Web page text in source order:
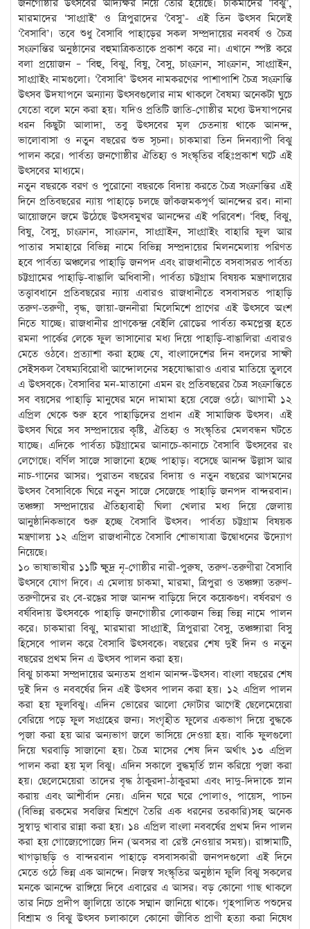
জনগোষ্ঠীর উৎসবের আদ্যক্ষর নিয়ে তৈরি হয়েছে। চাকমাদের ‘বিঝু’,
মারমাদের ‘সাংগ্রাই’ ও ত্রিপুরাদের ‘বৈসু’- এই তিন উৎসব মিলেই
‘বৈসাবি’। তবে শুধু বৈসাবি পাহাড়ের সকল সম্প্রদায়ের নববর্ষ ও চৈত্র
সংক্রান্তির অনুষ্ঠানের বহুমাত্রিকতাকে প্রকাশ করে না। এখানে স্পষ্ট করে
বলা প্রয়োজন – ‘বিহু, বিঝু, বিষু, বৈসু, চাংক্রান, সাংক্রান, সাংগ্রাইন,
সাংগ্রাইং নামগুলো। ‘বৈসাবি’ উৎসব নামকরণের পাশাপাশি চৈত্র সংক্রান্তি
উৎসব উদযাপনে অন্যান্য উৎসবগুলোর নাম থাকলে বৈষম্য অনেকটা ঘুচে
যেতো বলে মনে করা হয়। যদিও প্রতিটি জাতি-গোষ্ঠীর মধ্যে উদযাপনের
ধরন কিছুটা আলাদা, তবু উৎসবের মূল চেতনায় থাকে আনন্দ,
ভালোবাসা ও নতুন বছরের শুভ সূচনা। চাকমারা তিন দিনব্যাপী বিঝু
পালন করে। পার্বত্য জনগোষ্ঠীর ঐতিহ্য ও সংস্কৃতির বহিঃপ্রকাশ ঘটে এই
উৎসবের মাধ্যমে।
নতুন বছরকে বরণ ও পুরোনো বছরকে বিদায় করতে চৈত্র সংক্রান্তির এই
দিনে প্রতিবছরের ন্যায় পাহাড়ে চলছে জাঁকজমকপূর্ণ আনন্দের রব। নানা
আয়োজনে জমে উঠেছে উৎসবমুখর আনন্দের এই পরিবেশ। ‘বিহু, বিঝু,
বিষু, বৈসু, চাংক্রান, সাংক্রান, সাংগ্রাইন, সাংগ্রাইং বাহারি ফুল আর
পাতার সমাহারে বিভিন্ন নামে বিভিন্ন সম্প্রদায়ের মিলনমেলায় পরিণত
হবে পার্বত্য অঞ্চলের পাহাড়ি জনপদ এবং রাজধানীতে বসবাসরত পার্বত্য
চট্টগ্রামের পাহাড়ি-বাঙালি অধিবাসী। পার্বত্য চট্টগ্রাম বিষয়ক মন্ত্রণালয়ের
তত্ত্বাবধানে প্রতিবছরের ন্যায় এবারও রাজধানীতে বসবাসরত পাহাড়ি
তরুণ-তরুণী, বৃদ্ধ, জায়া-জননীরা মিলেমিশে প্রাণের এই উৎসবে অংশ
নিতে যাচ্ছে। রাজধানীর প্রাণকেন্দ্র বেইলি রোডের পার্বত্য কমপ্লেক্স হতে
রমনা পার্কের লেকে ফুল ভাসানোর মধ্য দিয়ে পাহাড়ি-বাঙালিরা এবারও
মেতে ওঠবে। প্রত্যাশা করা হচ্ছে যে, বাংলাদেশের দিন বদলের সাক্ষী
সেইসকল বৈষম্যবিরোধী আন্দোলনের সহযোদ্ধারাও এবার মাতিয়ে তুলবে
এ উৎসবকে। বৈসাবির মন-মাতানো এমন রং প্রতিবছরের চৈত্র সংক্রান্তিতে
সব বয়সের পাহাড়ি মানুষের মনে দামামা হয়ে বেজে ওঠে। আগামী ১২
এপ্রিল থেকে শুরু হবে পাহাড়িদের প্রধান এই সামাজিক উৎসব। এই
উৎসব ঘিরে সব সম্প্রদায়ের কৃষ্টি, ঐতিহ্য ও সংস্কৃতির মেলবন্ধন ঘটতে
যাচ্ছে। এদিকে পার্বত্য চট্টগ্রামের আনাচে-কানাচে বৈসাবি উৎসবের রং
লেগেছে। বর্ণিল সাজে সাজানো হচ্ছে পাহাড়। বসেছে আনন্দ উল্লাস আর
নাচ-গানের আসর। পুরাতন বছরের বিদায় ও নতুন বছরের আগমনের
উৎসব বৈসাবিকে ঘিরে নতুন সাজে সেজেছে পাহাড়ি জনপদ বান্দরবান।
তঞ্চঙ্গ্যা সম্প্রদায়ের ঐতিহ্যবাহী ঘিলা খেলার মধ্য দিয়ে জেলায়
আনুষ্ঠানিকভাবে শুরু হচ্ছে বৈসাবি উৎসব। পার্বত্য চট্টগ্রাম বিষয়ক
মন্ত্রণালয় ১২ এপ্রিল রাজধানীতে বৈসাবি শোভাযাত্রা উদ্বোধনের উদ্যোগ
নিয়েছে।
১০ ভাষাভাষীর ১১টি ক্ষুদ্র নৃ-গোষ্ঠীর নারী-পুরুষ, তরুণ-তরুণীরা বৈসাবি
উৎসবে যোগ দিবে। এ মেলায় চাকমা, মারমা, ত্রিপুরা ও তঞ্চঙ্গ্যা তরুণ-
তরুণীদের রং বে-রঙের সাজ আনন্দ বাড়িয়ে দিবে কয়েকগুণ। বর্ষবরণ ও
বর্ষবিদায় উৎসবকে পাহাড়ি জনগোষ্ঠীর লোকজন ভিন্ন ভিন্ন নামে পালন
করে। চাকমারা বিঝু, মারমারা সাংগ্রাই, ত্রিপুরারা বৈসু, তঞ্চঙ্গ্যারা বিসু
হিসেবে পালন করে বৈসাবি উৎসবকে। বছরের শেষ দুই দিন ও নতুন
বছরের প্রথম দিন এ উৎসব পালন করা হয়।
বিঝু চাকমা সম্প্রদায়ের অন্যতম প্রধান আনন্দ-উৎসব। বাংলা বছরের শেষ
দুই দিন ও নববর্ষের দিন এই উৎসব পালন করা হয়। ১২ এপ্রিল পালন
করা হয় ফুলবিঝু। এদিন ভোরের আলো ফোটার আগেই ছেলেমেয়েরা
বেরিয়ে পড়ে ফুল সংগ্রহের জন্য। সংগৃহীত ফুলের একভাগ দিয়ে বুদ্ধকে
পূজা করা হয় আর অন্যভাগ জলে ভাসিয়ে দেওয়া হয়। বাকি ফুলগুলো
দিয়ে ঘরবাড়ি সাজানো হয়। চৈত্র মাসের শেষ দিন অর্থাৎ ১৩ এপ্রিল
পালন করা হয় মূল বিঝু। এদিন সকালে বুদ্ধমূর্তি স্নান করিয়ে পূজা করা
হয়। ছেলেমেয়েরা তাদের বৃদ্ধ ঠাকুরদা-ঠাকুরমা এবং দাদু-দিদাকে স্নান
করায় এবং আশীর্বাদ নেয়। এদিন ঘরে ঘরে পোলাও, পায়েস, পাচন
(বিভিন্ন রকমের সবজির মিশ্রণে তৈরি এক ধরনের তরকারি)সহ অনেক
সুস্বাদু খাবার রান্না করা হয়। ১৪ এপ্রিল বাংলা নববর্ষের প্রথম দিন পালন
করা হয় গোজ্যেপোজ্যে দিন (অবসর বা রেস্ট নেওয়ার সময়)। রাঙ্গামাটি,
খাগড়াছড়ি ও বান্দরবান পাহাড়ে বসবাসকারী জনপদগুলো এই দিনে
মেতে ওঠে ভিন্ন এক আনন্দে। নিজস্ব সংস্কৃতির অনুষ্ঠান ফুলি বিঝু সকলের
মনকে আনন্দে রাঙ্গিয়ে দিবে এবারের এ আসর। বড় কোনো গাছ থাকলে
তার নিচে প্রদীপ জ্বালিয়ে তাকে সম্মান জানিয়ে থাকে। গৃহপালিত পশুদের
বিশ্রাম ও বিঝু উৎসব চলাকালে কোনো জীবিত প্রাণী হত্যা করা নিষেধ